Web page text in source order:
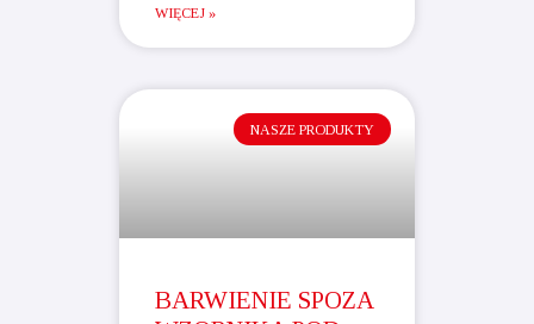
WIĘCEJ »
NASZE PRODUKTY
BARWIENIE SPOZA